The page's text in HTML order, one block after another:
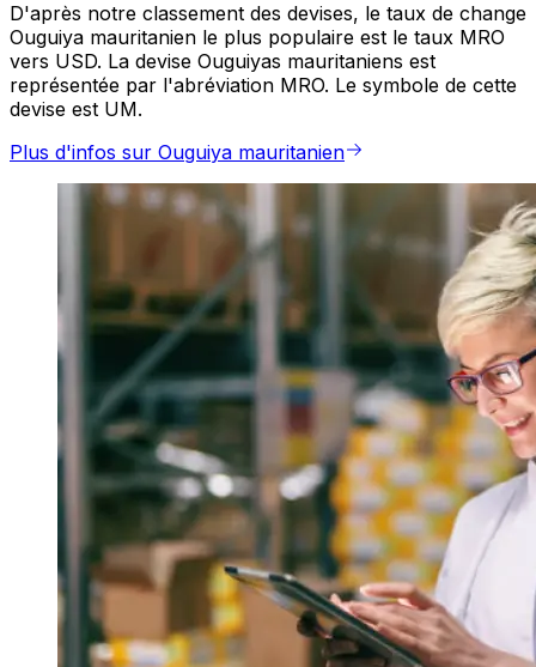
D'après notre classement des devises, le taux de change
Ouguiya mauritanien le plus populaire est le taux MRO
vers USD. La devise Ouguiyas mauritaniens est
représentée par l'abréviation MRO. Le symbole de cette
devise est UM.
Plus d'infos sur Ouguiya mauritanien